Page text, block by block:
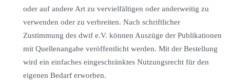
oder auf andere Art zu vervielfältigen oder anderweitig zu
verwenden oder zu verbreiten. Nach schriftlicher
Zustimmung des dwif e.V. können Auszüge der Publikationen
mit Quellenangabe veröffentlicht werden. Mit der Bestellung
wird ein einfaches eingeschränktes Nutzungsrecht für den
eigenen Bedarf erworben.